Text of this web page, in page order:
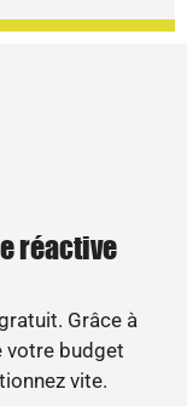
réactive
Grâce à
votre budget
vite.